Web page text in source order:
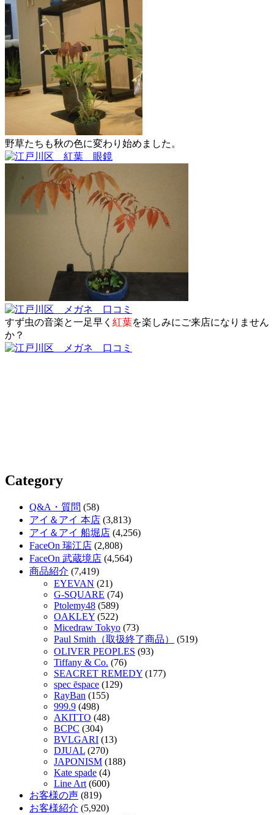
野草たちも秋の色に変わり始めました。
すず虫の音楽と一足早く 紅葉を楽しみにご来店になりません
か？
Category
Q&A・質問 (58)
アイ＆アイ 本店 (3,813)
アイ＆アイ 船堀店 (4,256)
FaceOn 瑞江店 (2,808)
FaceOn 武蔵境店 (4,564)
商品紹介 (7,419)
EYEVAN (21)
G-SQUARE (74)
Ptolemy48 (589)
OAKLEY (522)
Micedraw Tokyo (73)
Paul Smith（取扱終了商品）
(519)
OLIVER PEOPLES (93)
Tiffany & Co. (76)
SEACRET REMEDY (177)
spec ēspace (129)
RayBan (155)
999.9 (498)
AKITTO (48)
BCPC (304)
BVLGARI (13)
DJUAL (270)
JAPONISM (188)
Kate spade (4)
Line Art (600)
お客様の声 (819)
お客様紹介 (5,920)